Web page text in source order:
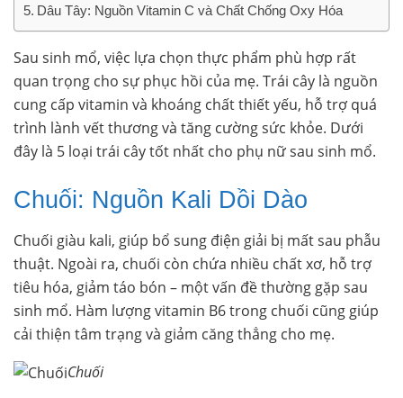
Dâu Tây: Nguồn Vitamin C và Chất Chống Oxy Hóa
Sau sinh mổ, việc lựa chọn thực phẩm phù hợp rất
quan trọng cho sự phục hồi của mẹ. Trái cây là nguồn
cung cấp vitamin và khoáng chất thiết yếu, hỗ trợ quá
trình lành vết thương và tăng cường sức khỏe. Dưới
đây là 5 loại trái cây tốt nhất cho phụ nữ sau sinh mổ.
Chuối: Nguồn Kali Dồi Dào
Chuối giàu kali, giúp bổ sung điện giải bị mất sau phẫu
thuật. Ngoài ra, chuối còn chứa nhiều chất xơ, hỗ trợ
tiêu hóa, giảm táo bón – một vấn đề thường gặp sau
sinh mổ. Hàm lượng vitamin B6 trong chuối cũng giúp
cải thiện tâm trạng và giảm căng thẳng cho mẹ.
Chuối